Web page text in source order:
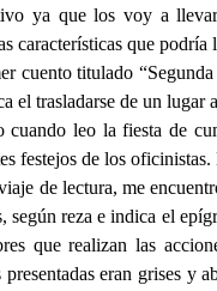
ya que los voy a
que
cuento titulado
el trasladarse de un
cuando leo la fiesta de
festejos de los
de lectura, me
según reza e indica el
que realizan las
eran grises y